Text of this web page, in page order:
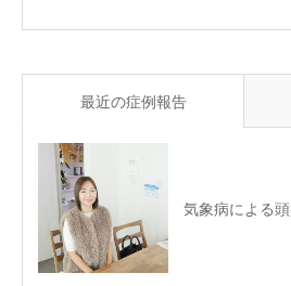
最近の症例報告
気象病による